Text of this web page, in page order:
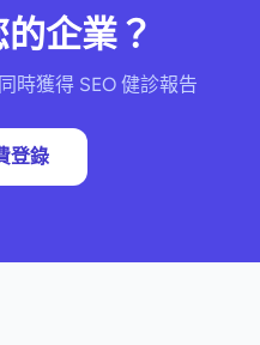
企業？
時獲得 SEO 健診報告
登錄